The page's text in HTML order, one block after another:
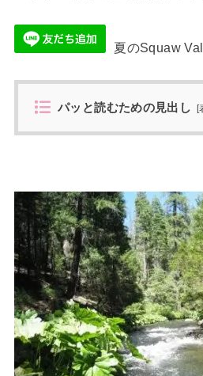
夏のSquaw
パッと読むための見出し [